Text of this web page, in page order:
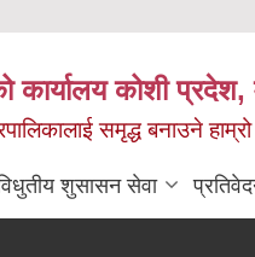
कार्यालय कोशी
समृद्ध बनाउने
शुसासन सेवा